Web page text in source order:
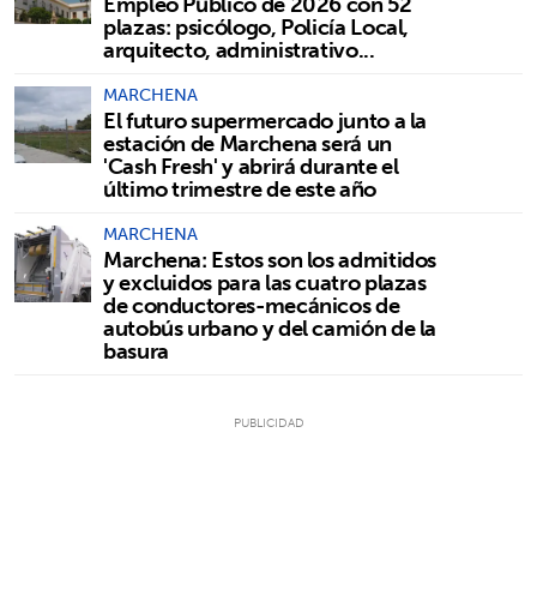
plazas: psicólogo, Policía Local,
arquitecto, administrativo...
MARCHENA
El futuro supermercado junto a la
estación de Marchena será un
'Cash Fresh' y abrirá durante el
último trimestre de este año
MARCHENA
Marchena: Estos son los admitidos
y excluidos para las cuatro plazas
de conductores-mecánicos de
autobús urbano y del camión de la
basura